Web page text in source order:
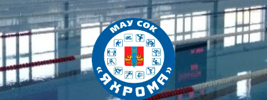
Перейти к содержимому